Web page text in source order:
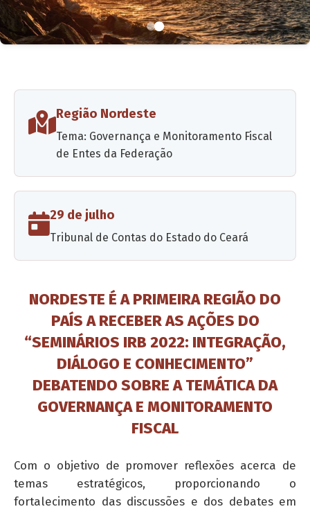
Região Nordeste
Tema: Governança e Monitoramento Fiscal
de Entes da Federação
29 de julho
Tribunal de Contas do Estado do Ceará
NORDESTE É A PRIMEIRA REGIÃO DO
PAÍS A RECEBER AS AÇÕES DO
“SEMINÁRIOS IRB 2022: INTEGRAÇÃO,
DIÁLOGO E CONHECIMENTO”
DEBATENDO SOBRE A TEMÁTICA DA
GOVERNANÇA E MONITORAMENTO
FISCAL
Com o objetivo de promover reflexões acerca de
temas estratégicos, proporcionando o
fortalecimento das discussões e dos debates em